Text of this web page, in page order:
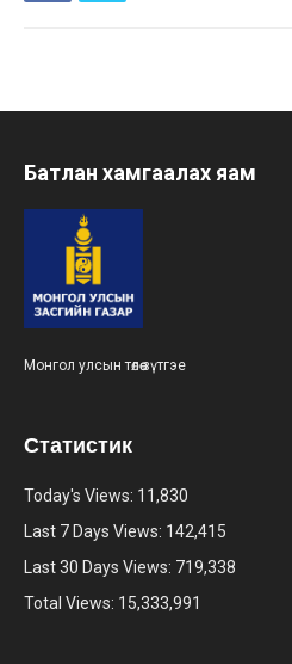
Батлан хамгаалах яам
Монгол улсын төлөө зүтгэе
Статистик
Today's Views: 11,830
Last 7 Days Views: 142,415
Last 30 Days Views: 719,338
Total Views: 15,333,991